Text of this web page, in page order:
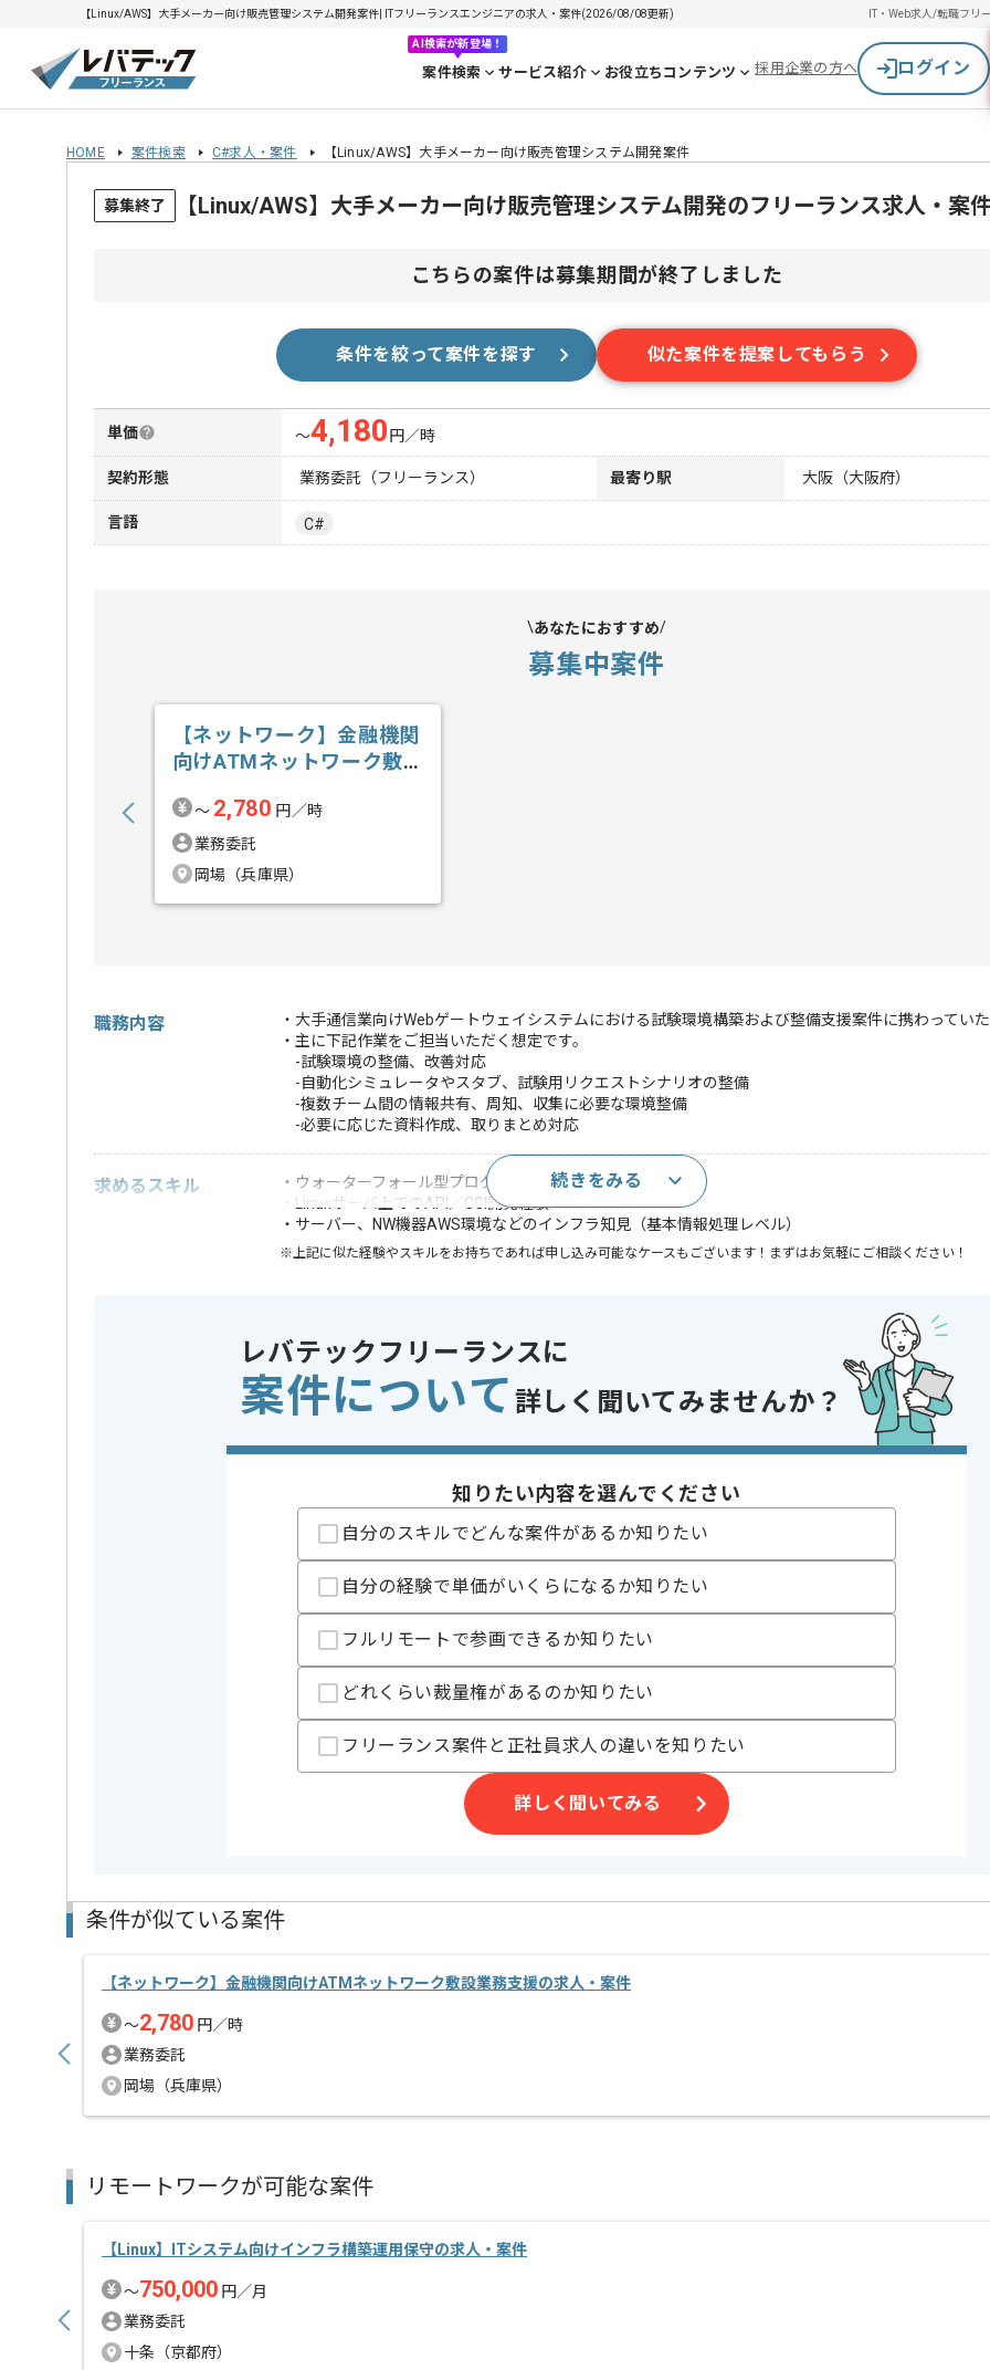
【Linux/AWS】大手メーカー向け販売管理システム開発案件| ITフリーランスエンジニアの求人・案件(2026/08/08更新) IT・Web求人/転職フリ
AI検索が新登場！
案件検索 サービス紹介 お役立ちコンテンツ 採用企業の方へ ログイン
HOME 案件検索 C#求人・案件 【Linux/AWS】大手メーカー向け販売管理システム開発案件
募集終了 【Linux/AWS】大手メーカー向け販売管理システム開発のフリーランス求人・案
こちらの案件は募集期間が終了しました
条件を絞って案件を探す 似た案件を提案してもらう
単価 〜4,180 円／時
契約形態 業務委託（フリーランス） 最寄り駅 大阪（大阪府）
言語 C#
あなたにおすすめ
募集中案件
【ネットワーク】金融機関
向けATMネットワーク敷
〜 2,780 円／時
業務委託
岡場（兵庫県）
職務内容
・大手通信業向けWebゲートウェイシステムにおける試験環境構築および整備支援案件に携わっていた
・主に下記作業をご担当いただく想定です。
-試験環境の整備、改善対応
-自動化シミュレータやスタブ、試験用リクエストシナリオの整備
-複数チーム間の情報共有、周知、収集に必要な環境整備
-必要に応じた資料作成、取りまとめ対応
求めるスキル
・ウォーターフォール型プログラム開発経験（2年以上程度）
・Linuxサーバ上でのAPI／CGI開発経験
・サーバー、NW機器AWS環境などのインフラ知見（基本情報処理レベル）
※上記に似た経験やスキルをお持ちであれば申し込み可能なケースもございます！まずはお気軽にご相談ください！
精算基準時間
140時間〜180時間
支払いサイト
続きをみる
レバテックフリーランスに
案件について 詳しく聞いてみませんか？
知りたい内容を選んでください
自分のスキルでどんな案件があるか知りたい
自分の経験で単価がいくらになるか知りたい
フルリモートで参画できるか知りたい
どれくらい裁量権があるのか知りたい
フリーランス案件と正社員求人の違いを知りたい
詳しく聞いてみる
条件が似ている案件
【ネットワーク】金融機関向けATMネットワーク敷設業務支援の求人・案件
〜2,780 円／時
業務委託
岡場（兵庫県）
リモートワークが可能な案件
【Linux】ITシステム向けインフラ構築運用保守の求人・案件
〜750,000 円／月
業務委託
十条（京都府）